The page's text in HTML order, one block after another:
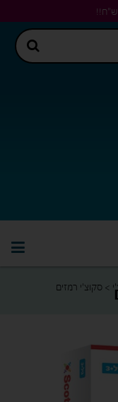
>סקוצ'י רמזים